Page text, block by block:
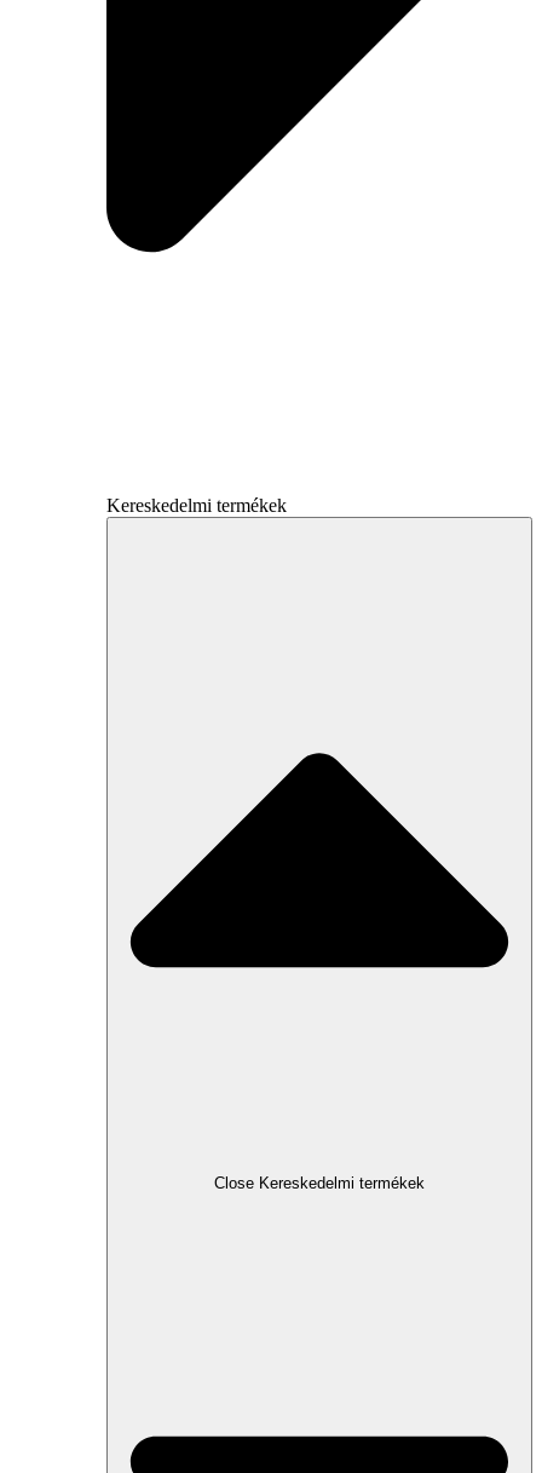
Kereskedelmi termékek
Close Kereskedelmi termékek